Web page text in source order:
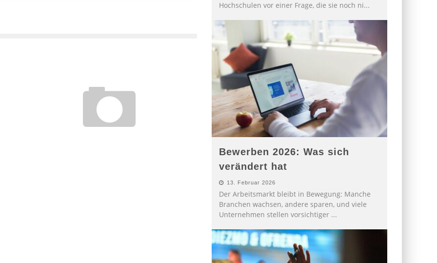
Hochschulen vor einer Frage, die sie noch ni...
Bewerben 2026: Was sich
verändert hat
13. Februar 2026
Der Arbeitsmarkt bleibt in Bewegung: Manche
Branchen wachsen, andere sparen, und viele
Unternehmen stellen vorsichtiger ...